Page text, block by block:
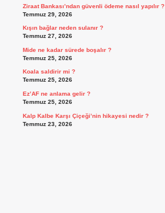
Ziraat Bankası’ndan güvenli ödeme nasıl yapılır ?
Temmuz 29, 2026
Kışın bağlar neden sulanır ?
Temmuz 27, 2026
Mide ne kadar sürede boşalır ?
Temmuz 25, 2026
Koala saldirir mi ?
Temmuz 25, 2026
Ez’AF ne anlama gelir ?
Temmuz 25, 2026
Kalp Kalbe Karşı Çiçeği’nin hikayesi nedir ?
Temmuz 23, 2026